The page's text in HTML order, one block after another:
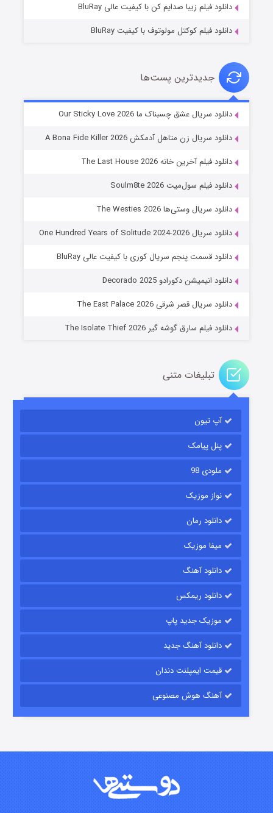
شوهر
عملیات آپارتمان
قسمت۲ (زیرنویس) منتشر شد
شکست استوارت در نجات جهان
قسمت
قسمت۷ (زیرنویس) منتشر شد
دانلود فیلم زیبا صدایم کن با کیفیت عالی BluRay
دانلود فیلم کوکتل مولوتوف با کیفیت BluRay
جدیدترین پست‌ها
دانلود سریال عشق چسبناک ما Our Sticky Love 2026
دانلود سریال زن متاهل آدمکش A Bona Fide Killer 2026
دانلود فیلم آخرین خانه The Last House 2026
دانلود فیلم سول‌میت Soulm8te 2026
دانلود سریال وستی‌ها The Westies 2026
دانلود سریال One Hundred Years of Solitude 2024-2026
دانلود قسمت پنجم سریال کوری با کیفیت عالی BluRay
دانلود انیمیشن دکورادو Decorado 2025
دانلود سریال قصر شرقی The East Palace 2026
دانلود فیلم سارق گوشه گیر The Isolate Thief 2026
تبلیغات متنی
آپ تیون
پنل پیامک
ملودی 98
نواز موزیک
دانلود رمان
میفا موزیک
دانلود آهنگ
دانلود ریمکس
موزیک جدید پاپ
دانلود آهنگ جدید
قیمت ایمپلنت دندان
آهنگ هوش مصنوعی